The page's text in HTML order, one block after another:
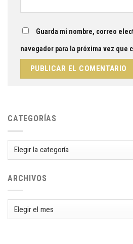
Guarda mi nombre, correo
navegador para la próxima vez que
CATEGORÍAS
Categorías
ARCHIVOS
Archivos